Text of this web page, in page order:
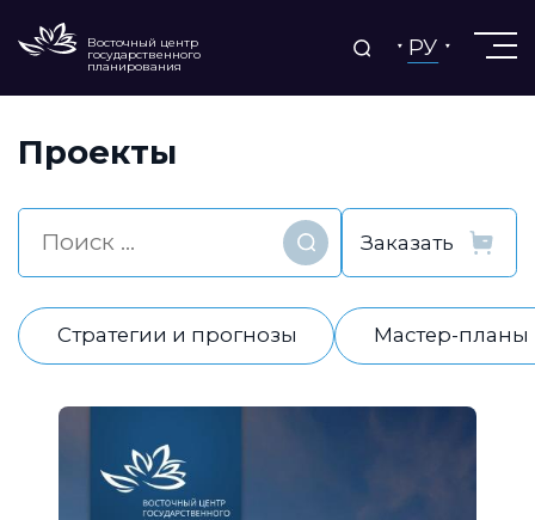
Восточный центр
государственного
планирования
РУ
Проекты
Найти
Стратегии и прогнозы Мастер-планы